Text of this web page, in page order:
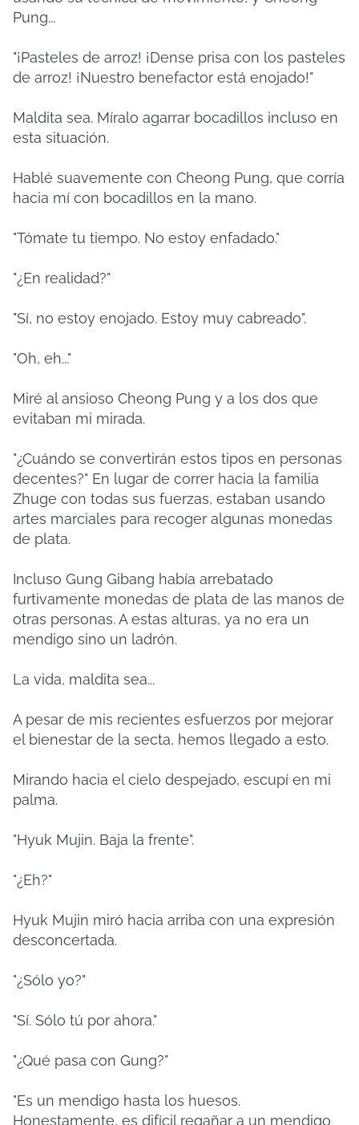
Pung...
"¡Pasteles de arroz! ¡Dense prisa con los pasteles
de arroz! ¡Nuestro benefactor está enojado!"
Maldita sea. Míralo agarrar bocadillos incluso en
esta situación.
Hablé suavemente con Cheong Pung, que corría
hacia mí con bocadillos en la mano.
"Tómate tu tiempo. No estoy enfadado."
"¿En realidad?"
"Sí, no estoy enojado. Estoy muy cabreado".
"Oh, eh..."
Miré al ansioso Cheong Pung y a los dos que
evitaban mi mirada.
"¿Cuándo se convertirán estos tipos en personas
decentes?" En lugar de correr hacia la familia
Zhuge con todas sus fuerzas, estaban usando
artes marciales para recoger algunas monedas
de plata.
Incluso Gung Gibang había arrebatado
furtivamente monedas de plata de las manos de
otras personas. A estas alturas, ya no era un
mendigo sino un ladrón.
La vida, maldita sea...
A pesar de mis recientes esfuerzos por mejorar
el bienestar de la secta, hemos llegado a esto.
Mirando hacia el cielo despejado, escupí en mi
palma.
"Hyuk Mujin. Baja la frente".
"¿Eh?"
Hyuk Mujin miró hacia arriba con una expresión
desconcertada.
"¿Sólo yo?"
"Sí. Sólo tú por ahora."
"¿Qué pasa con Gung?"
"Es un mendigo hasta los huesos.
Honestamente, es difícil regañar a un mendigo